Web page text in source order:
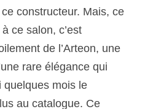
constructeur. Mais, ce
ce salon, c’est
de l’Arteon, une
rare élégance qui
quelques mois le
au catalogue. Ce